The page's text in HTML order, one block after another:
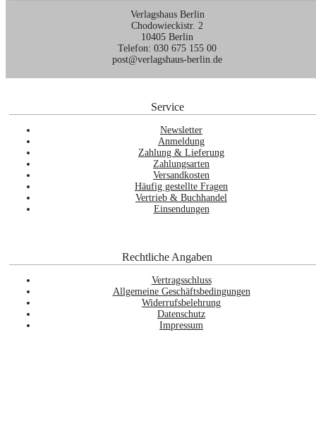
Verlagshaus Berlin
Chodowieckistr. 2
10405 Berlin
Telefon: 030 675 155 00
post@verlagshaus-berlin.de
Service
Newsletter
Anmeldung
Zahlung & Lieferung
Zahlungsarten
Versandkosten
Häufig gestellte Fragen
Vertrieb & Buchhandel
Einsendungen
Rechtliche Angaben
Vertragsschluss
Allgemeine Geschäftsbedingungen
Widerrufsbelehrung
Datenschutz
Impressum